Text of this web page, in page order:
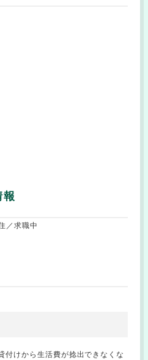
報
／求職中
付けから生活費が捻出できなくな